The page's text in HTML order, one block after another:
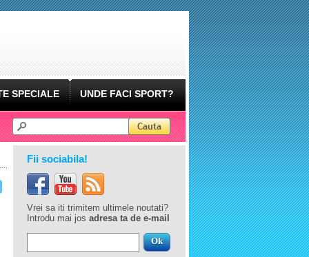
SPECIALE UNDE FACI SPORT?
Fii sociabila!
Vrei sa iti trimitem ultimele noutati?
Introdu mai jos adresa ta de e-mail